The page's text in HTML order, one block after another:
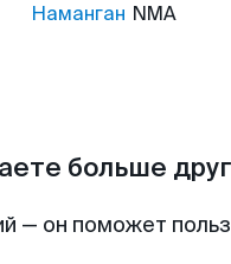
Наманган NMA
больше
— он поможет